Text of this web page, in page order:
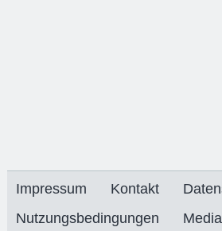
Impressum Kontakt
Nutzungsbedingungen